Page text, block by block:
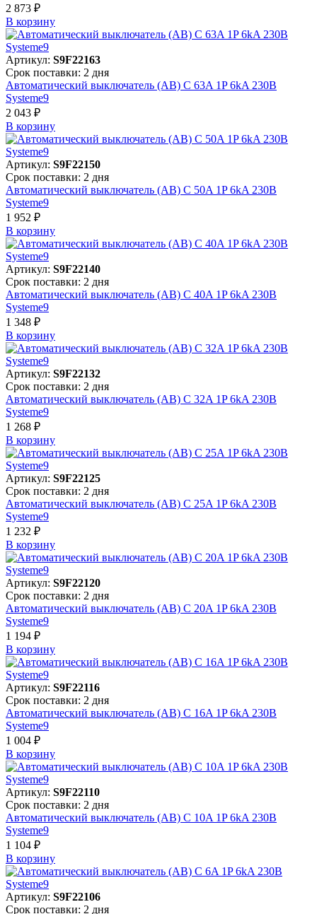
2 873 ₽
В корзинy
Артикул: S9F22163
Срок поставки: 2 дня
Автоматический выключатель (АВ) C 63A 1P 6kA 230В
Systeme9
2 043 ₽
В корзинy
Артикул: S9F22150
Срок поставки: 2 дня
Автоматический выключатель (АВ) C 50A 1P 6kA 230В
Systeme9
1 952 ₽
В корзинy
Артикул: S9F22140
Срок поставки: 2 дня
Автоматический выключатель (АВ) C 40A 1P 6kA 230В
Systeme9
1 348 ₽
В корзинy
Артикул: S9F22132
Срок поставки: 2 дня
Автоматический выключатель (АВ) C 32A 1P 6kA 230В
Systeme9
1 268 ₽
В корзинy
Артикул: S9F22125
Срок поставки: 2 дня
Автоматический выключатель (АВ) C 25A 1P 6kA 230В
Systeme9
1 232 ₽
В корзинy
Артикул: S9F22120
Срок поставки: 2 дня
Автоматический выключатель (АВ) C 20A 1P 6kA 230В
Systeme9
1 194 ₽
В корзинy
Артикул: S9F22116
Срок поставки: 2 дня
Автоматический выключатель (АВ) C 16A 1P 6kA 230В
Systeme9
1 004 ₽
В корзинy
Артикул: S9F22110
Срок поставки: 2 дня
Автоматический выключатель (АВ) C 10A 1P 6kA 230В
Systeme9
1 104 ₽
В корзинy
Артикул: S9F22106
Срок поставки: 2 дня